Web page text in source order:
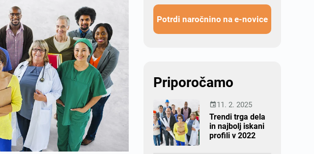
Potrdi naročnino na e-novice
Priporočamo
 11. 2. 2025
Trendi trga dela
in najbolj iskani
profili v 2022